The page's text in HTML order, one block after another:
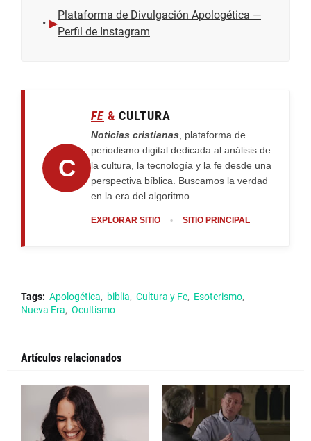
▶
Plataforma de Divulgación Apologética —
Perfil de Instagram
C
FE & CULTURA
Noticias cristianas , plataforma de
periodismo digital dedicada al análisis de
la cultura, la tecnología y la fe desde una
perspectiva bíblica. Buscamos la verdad
en la era del algoritmo.
EXPLORAR SITIO • SITIO PRINCIPAL
Tags: Apologética biblia Cultura y Fe
Esoterismo
Nueva Era
Ocultismo
Artículos relacionados